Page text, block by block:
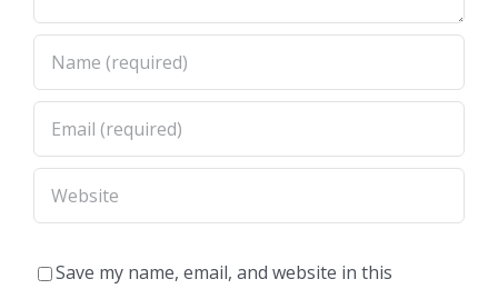
Save my name, email, and website in this